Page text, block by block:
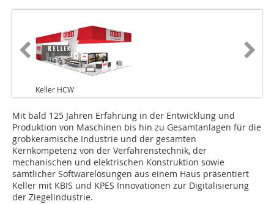
Keller HCW
Mit bald 125 Jahren Erfahrung in der Entwicklung und
Produktion von Maschinen bis hin zu Gesamtanlagen für die
grobkeramische Industrie und der gesamten
Kernkompetenz von der Verfahrenstechnik, der
mechanischen und elektrischen Konstruktion sowie
sämtlicher Softwarelösungen aus einem Haus präsentiert
Keller mit KBIS und KPES Innovationen zur Digitalisierung
der Ziegelindustrie.